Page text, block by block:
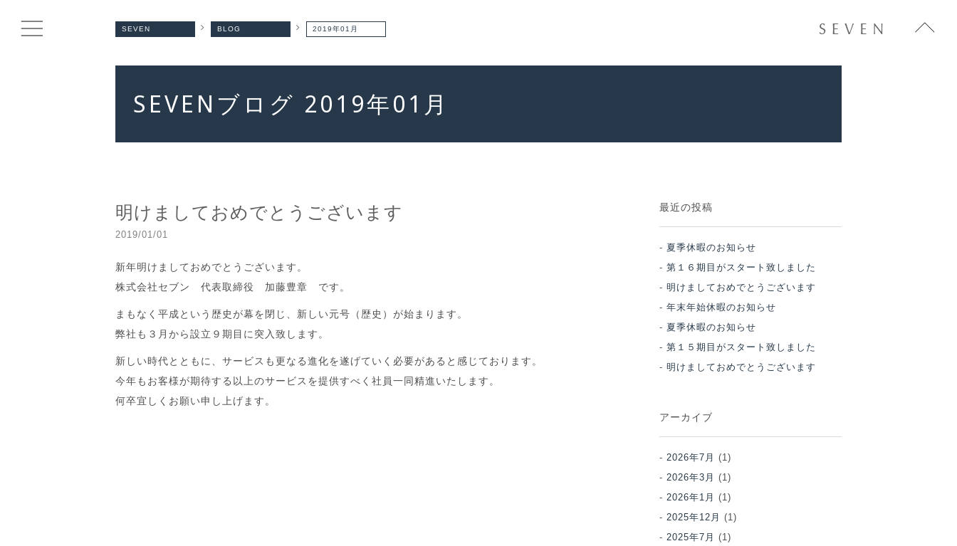
SEVEN BLOG 2019年01月
SEVENブログ 2019年01月
明けましておめでとうございます
2019/01/01
新年明けましておめでとうございます。
株式会社セブン 代表取締役 加藤豊章 です。
まもなく平成という歴史が幕を閉じ、新しい元号（歴史）が始まります。
弊社も３月から設立９期目に突入致します。
新しい時代とともに、サービスも更なる進化を遂げていく必要があると感じております。
今年もお客様が期待する以上のサービスを提供すべく社員一同精進いたします。
何卒宜しくお願い申し上げます。
最近の投稿
夏季休暇のお知らせ
第１６期目がスタート致しました
明けましておめでとうございます
年末年始休暇のお知らせ
夏季休暇のお知らせ
第１５期目がスタート致しました
明けましておめでとうございます
アーカイブ
2026年7月 (1)
2026年3月 (1)
2026年1月 (1)
2025年12月 (1)
2025年7月 (1)